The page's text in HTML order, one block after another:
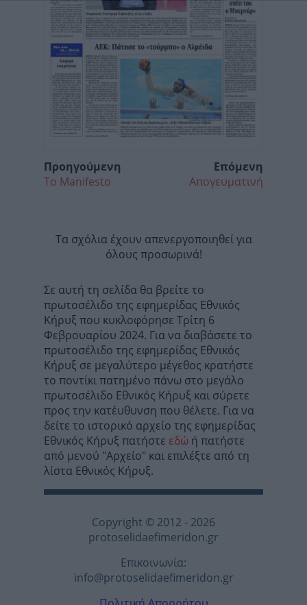
Προηγούμενη
Το Manifesto
Επόμενη
Απογευματινή
Τα σχόλια έχουν απενεργοποιηθεί για
όλους προσωρινά!
Σε αυτή τη σελίδα θα βρείτε το
πρωτοσέλιδο της εφημερίδας Εθνικός
Κήρυξ που κυκλοφόρησε Τρίτη 6
Φεβρουαρίου 2024. Για να διαβάσετε το
πρωτοσέλιδο της εφημερίδας Εθνικός
Κήρυξ σε μεγαλύτερο μέγεθος κρατήστε
το ποντίκι πατημένο πάνω στο μεγάλο
πρωτοσέλιδο Εθνικός Κήρυξ και σύρετε
προς την κατέυθυνση που θέλετε. Για να
δείτε το ιστορικό αρχείο της εφημερίδας
Εθνικός Κήρυξ πατήστε εδώ ή πατήστε
από μενού "Αρχείο" και επιλέξτε από τη
λίστα Εθνικός Κήρυξ.
Copyright © 2012 - 2026
protoselidaefimeridon.gr
Επικοινωνία:
info@protoselidaefimeridon.gr